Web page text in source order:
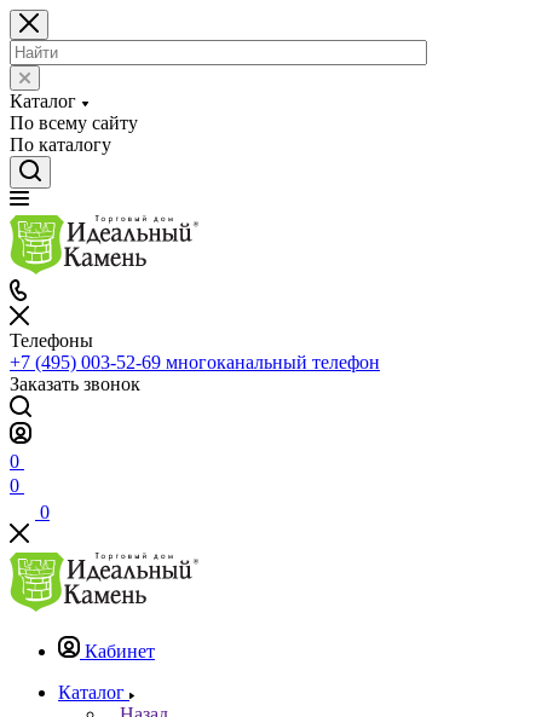
Каталог
По всему сайту
По каталогу
Телефоны
+7 (495) 003-52-69 многоканальный телефон
Заказать звонок
0
0
0
Кабинет
Каталог